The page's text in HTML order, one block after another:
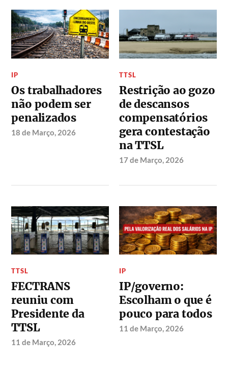
IP
Os trabalhadores
não podem ser
penalizados
18 de Março, 2026
TTSL
Restrição ao gozo
de descansos
compensatórios
gera contestação
na TTSL
17 de Março, 2026
TTSL
FECTRANS
reuniu com
Presidente da
TTSL
11 de Março, 2026
IP
IP/governo:
Escolham o que é
pouco para todos
11 de Março, 2026